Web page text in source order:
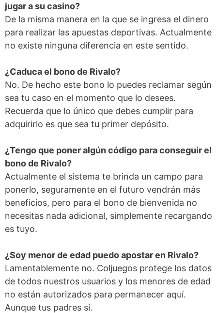
jugar a su casino?
De la misma manera en la que se ingresa el dinero
para realizar las apuestas deportivas. Actualmente
no existe ninguna diferencia en este sentido.
¿Caduca el bono de Rivalo?
No. De hecho este bono lo puedes reclamar según
sea tu caso en el momento que lo desees.
Recuerda que lo único que debes cumplir para
adquirirlo es que sea tu primer depósito.
¿Tengo que poner algún código para conseguir el
bono de Rivalo?
Actualmente el sistema te brinda un campo para
ponerlo, seguramente en el futuro vendrán más
beneficios, pero para el bono de bienvenida no
necesitas nada adicional, simplemente recargando
es tuyo.
¿Soy menor de edad puedo apostar en Rivalo?
Lamentablemente no. Coljuegos protege los datos
de todos nuestros usuarios y los menores de edad
no están autorizados para permanecer aquí.
Aunque tus padres si.